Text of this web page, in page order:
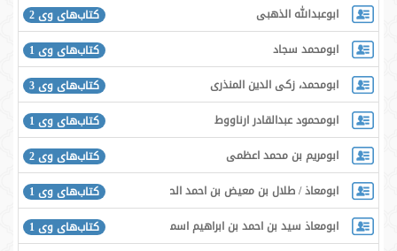
ابوعبدالله الذهبی
کتاب‌های وی 2
ابومحمد سجاد
کتاب‌های وی 1
ابومحمد، زکی الدین المنذری
کتاب‌های وی 3
ابومحمود عبدالقادر ارناووط
کتاب‌های وی 1
ابومریم بن محمد اعظمی
کتاب‌های وی 2
ابومعاذ / طلال بن معیض بن احمد الحارثی
کتاب‌های وی 1
ابومعاذ سید بن احمد بن ابراهیم اسماعیلی
کتاب‌های وی 1